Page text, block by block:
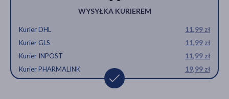
WYSYŁKA KURIEREM
Kurier DHL
11,99 zł
Kurier GLS
11,99 zł
Kurier INPOST
11,99 zł
Kurier PHARMALINK
19,99 zł